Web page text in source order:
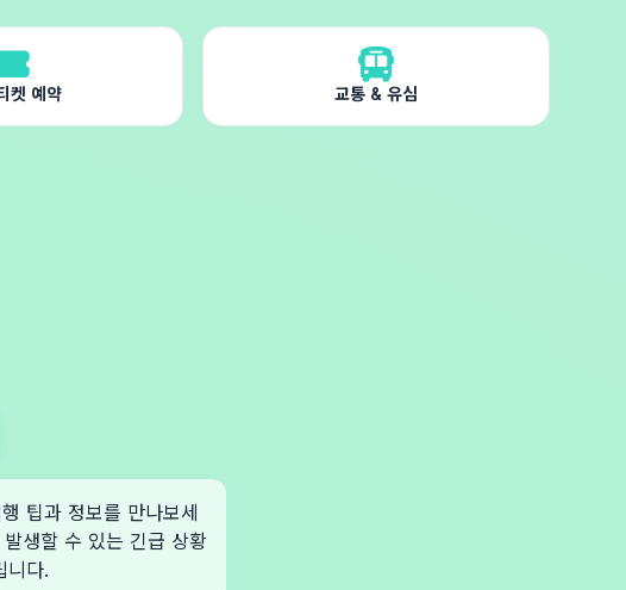
켓 예약 교통 & 유심
팁과 정보를 만나보세
생할 수 있는 긴급 상황
니다.